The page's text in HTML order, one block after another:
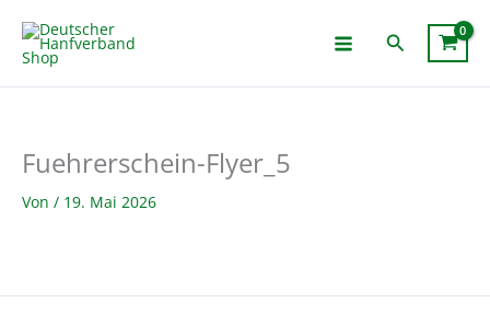
Inhalt
springen
Suchen
Fuehrerschein-Flyer_5
Von / 19. Mai 2026